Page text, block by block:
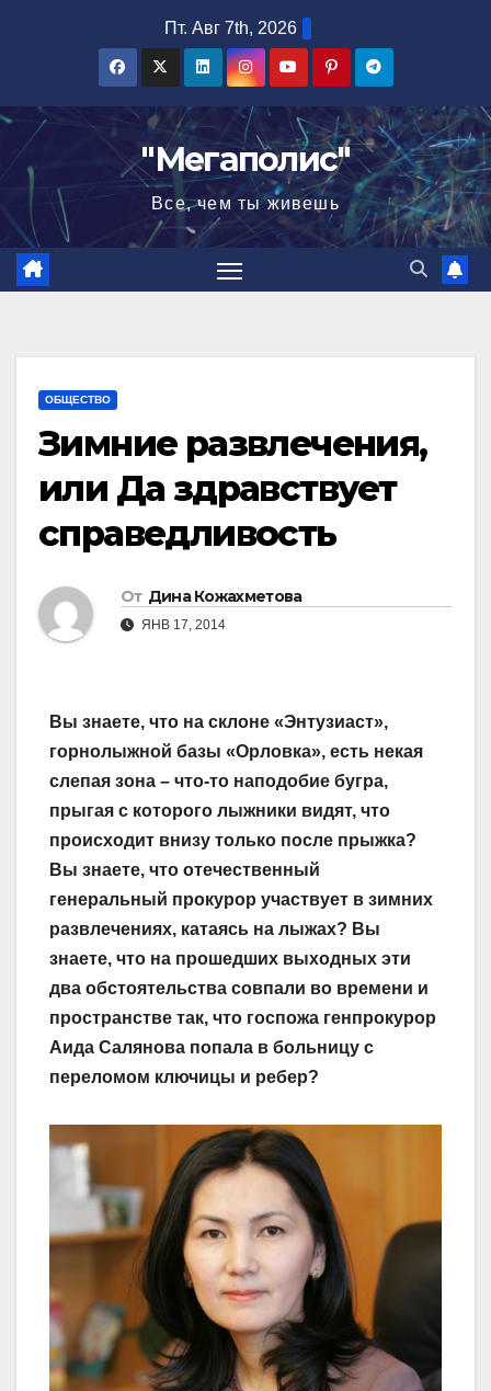
Пт. Авг 7th, 2026
"Мегаполис"
Все, чем ты живешь
ОБЩЕСТВО
Зимние развлечения,
или Да здравствует
справедливость
От Дина Кожахметова
ЯНВ 17, 2014
Вы знаете, что на склоне «Энтузиаст»,
горнолыжной базы «Орловка», есть некая
слепая зона – что-то наподобие бугра,
прыгая с которого лыжники видят, что
происходит внизу только после прыжка?
Вы знаете, что отечественный
генеральный прокурор участвует в зимних
развлечениях, катаясь на лыжах? Вы
знаете, что на прошедших выходных эти
два обстоятельства совпали во времени и
пространстве так, что госпожа генпрокурор
Аида Салянова попала в больницу с
переломом ключицы и ребер?